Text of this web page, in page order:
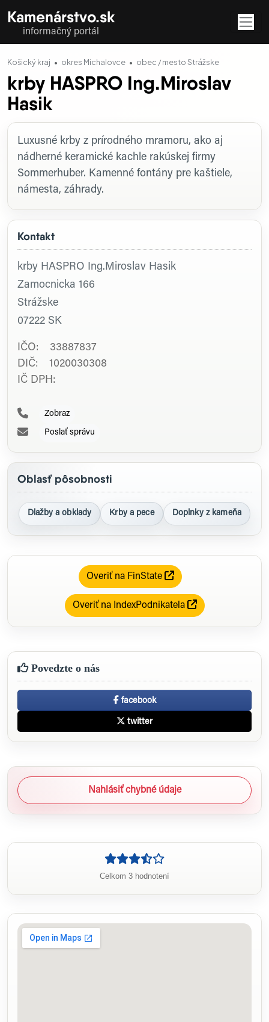
Kamenárstvo.sk
informačný portál
Košický kraj okres Michalovce obec / mesto Strážske
krby HASPRO Ing.Miroslav
Hasik
Kontakt
krby HASPRO Ing.Miroslav Hasik
Zamocnicka 166
Strážske
07222 SK
IČO: 33887837
DIČ: 1020030308
IČ DPH:
Zobraz
Poslať správu
Oblasť pôsobnosti
Dlažby a obklady Krby a pece Doplnky z kameňa
Overiť na FinState
Overiť na IndexPodnikatela
Povedzte o nás
facebook
twitter
Nahlásiť chybné údaje
Profil firmy
Luxusné krby z prírodného mramoru, ako aj
nádherné keramické kachle rakúskej firmy
Sommerhuber. Kamenné fontány pre kaštiele,
námesta, záhrady.
Celkom 3 hodnotení